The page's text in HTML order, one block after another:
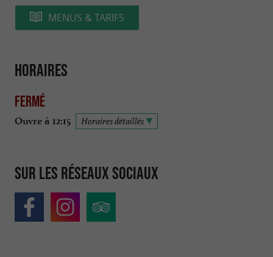
MENUS & TARIFS
Horaires
Fermé
Ouvre à 12:15 Horaires détaillés
Sur les réseaux sociaux